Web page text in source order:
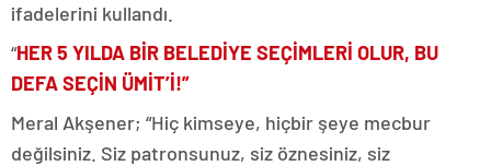
ifadelerini kullandı.
“HER 5 YILDA BİR BELEDİYE SEÇİMLERİ OLUR, BU
DEFA SEÇİN ÜMİT’İ!”
Meral Akşener; “Hiç kimseye, hiçbir şeye mecbur
değilsiniz. Siz patronsunuz, siz öznesiniz, siz